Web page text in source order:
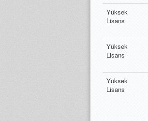
Yüksek
Lisans
Yüksek
Lisans
Yüksek
Lisans